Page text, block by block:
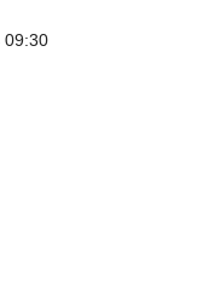
09:30